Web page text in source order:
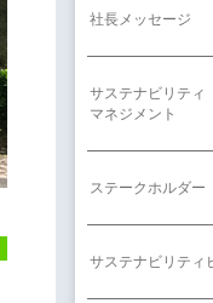
社長メッセージ
サステナビリティ
マネジメント
ステークホルダー
サステナビリティ